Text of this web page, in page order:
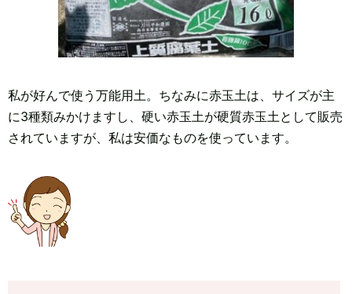
私が好んで使う万能用土。ちなみに赤玉土は、サイズが主
に3種類みかけますし、硬い赤玉土が硬質赤玉土として販売
されていますが、私は安価なものを使っています。